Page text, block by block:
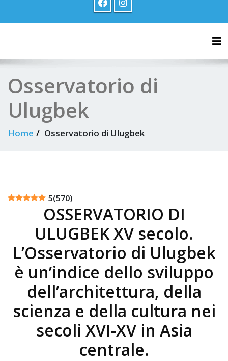
Osservatorio di
Ulugbek
Home Osservatorio di Ulugbek
5(570)
OSSERVATORIO DI
ULUGBEK XV secolo.
L’Osservatorio di Ulugbek
è un’indice dello sviluppo
dell’architettura, della
scienza e della cultura nei
secoli XVI-XV in Asia
centrale.